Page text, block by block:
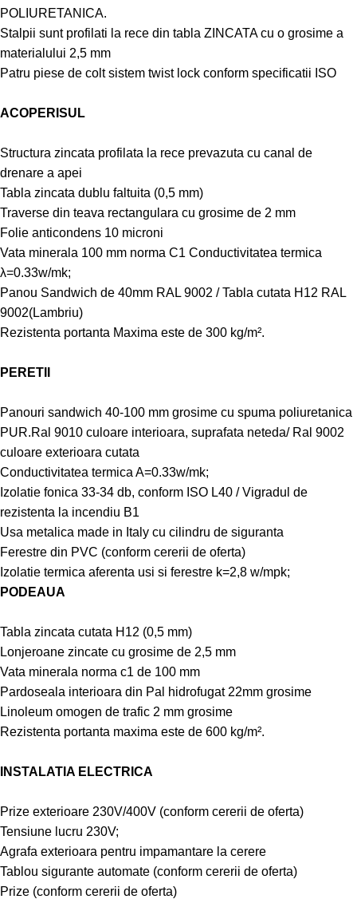
POLIURETANICA.
Stalpii sunt profilati la rece din tabla ZINCATA cu o grosime a
materialului 2,5 mm
Patru piese de colt sistem twist lock conform specificatii ISO
ACOPERISUL
Structura zincata profilata la rece prevazuta cu canal de
drenare a apei
Tabla zincata dublu faltuita (0,5 mm)
Traverse din teava rectangulara cu grosime de 2 mm
Folie anticondens 10 microni
Vata minerala 100 mm norma C1 Conductivitatea termica
λ=0.33w/mk;
Panou Sandwich de 40mm RAL 9002 / Tabla cutata H12 RAL
9002(Lambriu)
Rezistenta portanta Maxima este de 300 kg/m².
PERETII
Panouri sandwich 40-100 mm grosime cu spuma poliuretanica
PUR.Ral 9010 culoare interioara, suprafata neteda/ Ral 9002
culoare exterioara cutata
Conductivitatea termica A=0.33w/mk;
Izolatie fonica 33-34 db, conform ISO L40 / Vigradul de
rezistenta la incendiu B1
Usa metalica made in Italy cu cilindru de siguranta
Ferestre din PVC (conform cererii de oferta)
Izolatie termica aferenta usi si ferestre k=2,8 w/mpk;
PODEAUA
Tabla zincata cutata H12 (0,5 mm)
Lonjeroane zincate cu grosime de 2,5 mm
Vata minerala norma c1 de 100 mm
Pardoseala interioara din Pal hidrofugat 22mm grosime
Linoleum omogen de trafic 2 mm grosime
Rezistenta portanta maxima este de 600 kg/m².
INSTALATIA ELECTRICA
Prize exterioare 230V/400V (conform cererii de oferta)
Tensiune lucru 230V;
Agrafa exterioara pentru impamantare la cerere
Tablou sigurante automate (conform cererii de oferta)
Prize (conform cererii de oferta)